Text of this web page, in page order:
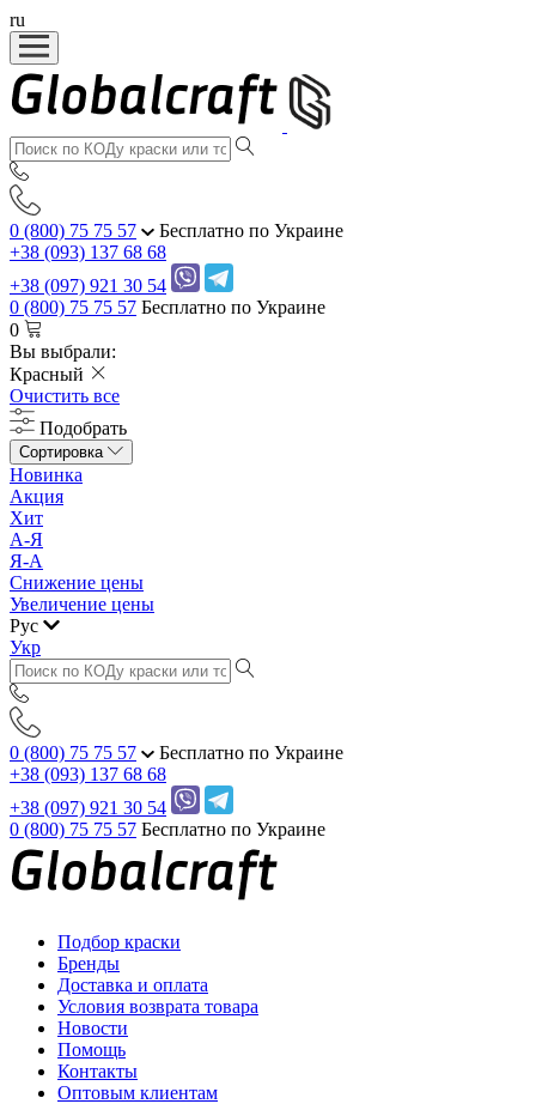
ru
0 (800) 75 75 57
Бесплатно по Украине
+38 (093) 137 68 68
+38 (097) 921 30 54
0 (800) 75 75 57 Бесплатно по Украине
0
Вы выбрали:
Красный
Очистить все
Подобрать
Сортировка
Новинка
Акция
Хит
А-Я
Я-А
Снижение цены
Увеличение цены
Рус
Укр
0 (800) 75 75 57
Бесплатно по Украине
+38 (093) 137 68 68
+38 (097) 921 30 54
0 (800) 75 75 57 Бесплатно по Украине
Подбор краски
Бренды
Доставка и оплата
Условия возврата товара
Новости
Помощь
Контакты
Оптовым клиентам